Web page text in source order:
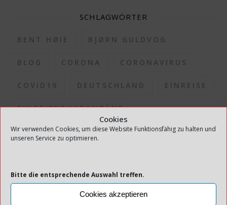
Cookies
Wir verwenden Cookies, um diese Website Funktionsfähig zu halten und
unseren Service zu optimieren.
Bitte die entsprechende Auswahl treffen.
Cookies akzeptieren
SCHLAGWÖRTER
BENT HØIE BJØRN GULDVOG
BLOG CORONA CORONAVIRUS
COVID19 DEUTSCHLAND EINREISE
EINREISEQUARANTÄNE
ERLEICHTERUNGEN FERIENHAUS
GESUNDHEITSDIREKTOR
INFEKTIONSAUSBRUCH